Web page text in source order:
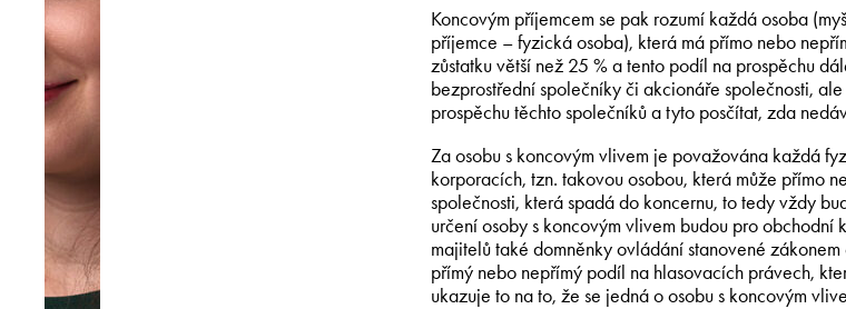
Koncovým příjemcem se pak rozumí každá osoba
příjemce – fyzická osoba), která má přímo nebo
zůstatku větší než 25 % a tento podíl na prospěchu
bezprostřední společníky či akcionáře společnosti,
prospěchu těchto společníků a tyto posčítat, zda
Za osobu s koncovým vlivem je považována každá
korporacích, tzn. takovou osobou, která může přímo
společnosti, která spadá do koncernu, to tedy vždy
určení osoby s koncovým vlivem budou pro
majitelů také domněnky ovládání stanovené
přímý nebo nepřímý podíl na hlasovacích právech,
ukazuje to na to, že se jedná o osobu s koncovým